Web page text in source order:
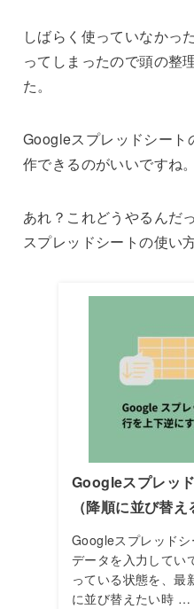
しばらく使っていなかっ
ってしまったので頭の整
た。
Googleスプレッドシート
作できるのがいいですね。
あれ？これどうやるんだ
スプレッドシートの使い
Googleスプレッ
（降順に並び替
Googleスプレッド
データを入力してい
っている状態を、最
に並び替えたい時 …